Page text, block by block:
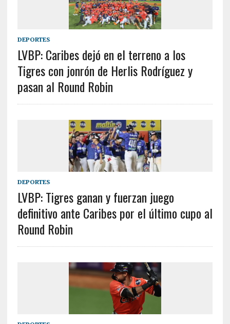
DEPORTES
LVBP: Caribes dejó en el terreno a los
Tigres con jonrón de Herlis Rodríguez y
pasan al Round Robin
DEPORTES
LVBP: Tigres ganan y fuerzan juego
definitivo ante Caribes por el último cupo al
Round Robin